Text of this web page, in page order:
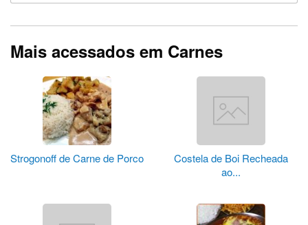
Mais acessados em Carnes
Strogonoff de Carne de Porco
Costela de Boi Recheada
ao...